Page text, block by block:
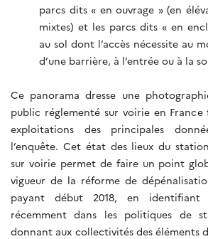
parcs dits « en ouvrage » (en
mixtes) et les parcs dits « en
au sol dont l’accès nécessite au
d’une barrière, à l’entrée ou à la
Ce panorama dresse une
public réglementé sur voirie en
exploitations des principales
l’enquête. Cet état des lieux du
sur voirie permet de faire un point
vigueur de la réforme de
payant début 2018, en
récemment dans les politiques de
donnant aux collectivités des éléments